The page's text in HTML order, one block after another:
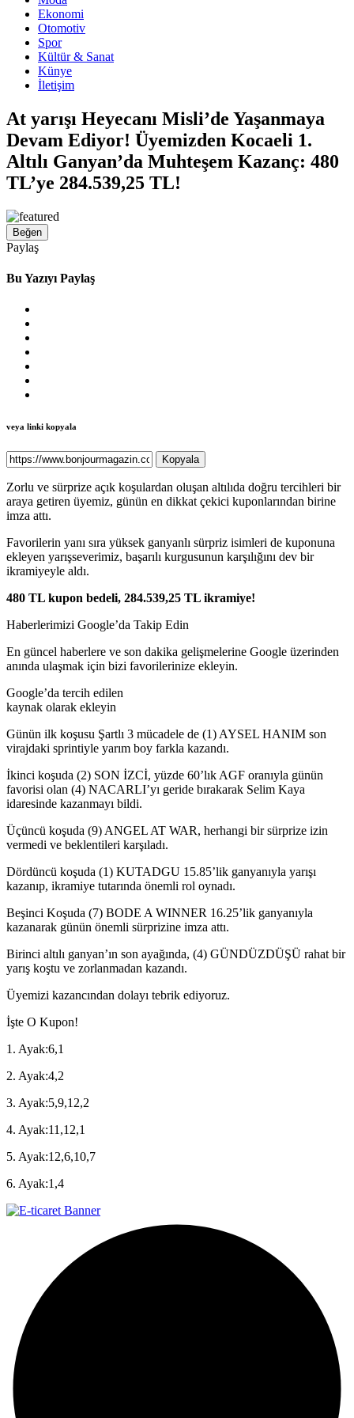
Ekonomi
Otomotiv
Spor
Kültür & Sanat
Künye
İletişim
At yarışı Heyecanı Misli’de Yaşanmaya
Devam Ediyor! Üyemizden Kocaeli 1.
Altılı Ganyan’da Muhteşem Kazanç: 480
TL’ye 284.539,25 TL!
Beğen
Paylaş
Bu Yazıyı Paylaş
veya linki kopyala
Kopyala
Zorlu ve sürprize açık koşulardan oluşan altılıda doğru tercihleri bir
araya getiren üyemiz, günün en dikkat çekici kuponlarından birine
imza attı.
Favorilerin yanı sıra yüksek ganyanlı sürpriz isimleri de kuponuna
ekleyen yarışseverimiz, başarılı kurgusunun karşılığını dev bir
ikramiyeyle aldı.
480 TL kupon bedeli, 284.539,25 TL ikramiye!
Haberlerimizi Google’da Takip Edin
En güncel haberlere ve son dakika gelişmelerine Google üzerinden
anında ulaşmak için bizi favorilerinize ekleyin.
Google’da tercih edilen
kaynak olarak ekleyin
Günün ilk koşusu Şartlı 3 mücadele de (1) AYSEL HANIM son
virajdaki sprintiyle yarım boy farkla kazandı.
İkinci koşuda (2) SON İZCİ, yüzde 60’lık AGF oranıyla günün
favorisi olan (4) NACARLI’yı geride bırakarak Selim Kaya
idaresinde kazanmayı bildi.
Üçüncü koşuda (9) ANGEL AT WAR, herhangi bir sürprize izin
vermedi ve beklentileri karşıladı.
Dördüncü koşuda (1) KUTADGU 15.85’lik ganyanıyla yarışı
kazanıp, ikramiye tutarında önemli rol oynadı.
Beşinci Koşuda (7) BODE A WINNER 16.25’lik ganyanıyla
kazanarak günün önemli sürprizine imza attı.
Birinci altılı ganyan’ın son ayağında, (4) GÜNDÜZDÜŞÜ rahat bir
yarış koştu ve zorlanmadan kazandı.
Üyemizi kazancından dolayı tebrik ediyoruz.
İşte O Kupon!
1. Ayak:6,1
2. Ayak:4,2
3. Ayak:5,9,12,2
4. Ayak:11,12,1
5. Ayak:12,6,10,7
6. Ayak:1,4